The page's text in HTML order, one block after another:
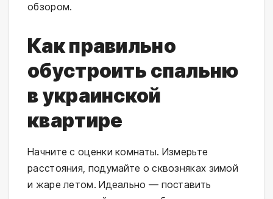
обзором.
Как правильно
обустроить спальню
в украинской
квартире
Начните с оценки комнаты. Измерьте
расстояния, подумайте о сквозняках зимой
и жаре летом. Идеально — поставить